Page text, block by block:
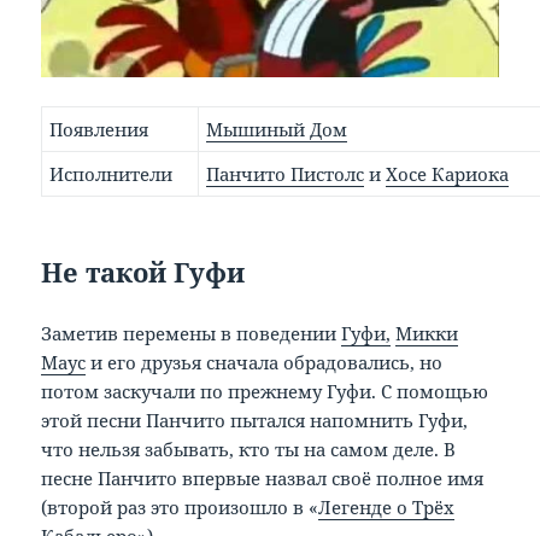
Появления
Мышиный Дом
Исполнители
Панчито Пистолс иХосе Кариока
Не такой Гуфи
Заметив перемены в поведенииГуфи, Микки
Маус и его друзья сначала обрадовались, но
потом заскучали по прежнему Гуфи. С помощью
этой песни Панчито пытался напомнить Гуфи,
что нельзя забывать, кто ты на самом деле. В
песне Панчито впервые назвал своё полное имя
(второй раз это произошло в «Легенде о Трёх